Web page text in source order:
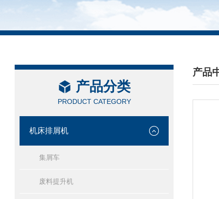
产品分类
PRODUCT CATEGORY
机床排屑机
集屑车
废料提升机
产品
/